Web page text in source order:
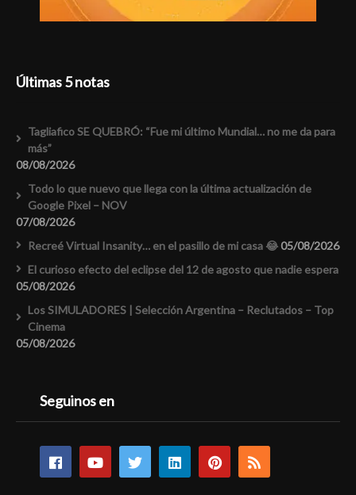
Últimas 5 notas
Tagliafico SE QUEBRÓ: “Fue mi último Mundial… no me da para
más”
08/08/2026
Todo lo que nuevo que llega con la última actualización de
Google Pixel – NOV
07/08/2026
Recreé Virtual Insanity… en el pasillo de mi casa 😂05/08/2026
El curioso efecto del eclipse del 12 de agosto que nadie espera
05/08/2026
Los SIMULADORES | Selección Argentina – Reclutados – Top
Cinema
05/08/2026
Seguinos en